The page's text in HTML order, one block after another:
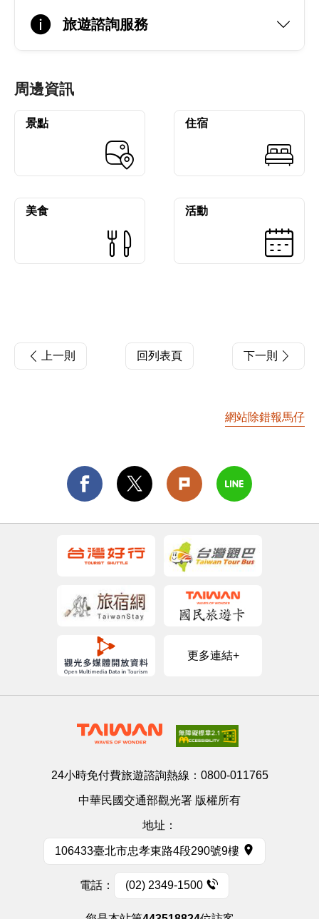
旅遊諮詢服務
周邊資訊
景點 住宿
美食 活動
上一則 回列表頁 下一則
網站除錯報馬仔
更多連結+
24小時免付費旅遊諮詢熱線： 0800-011765
中華民國交通部觀光署 版權所有
地址：
106433臺北市忠孝東路4段290號9樓
電話： (02) 2349-1500